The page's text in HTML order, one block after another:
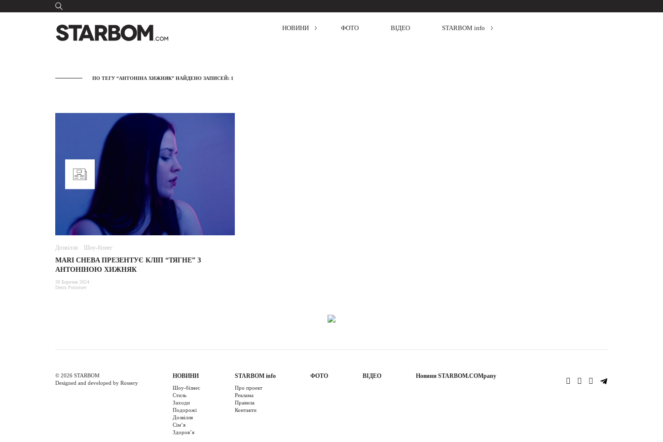
НОВИНИ ФОТО ВІДЕО STARBOM info
ПО ТЕГУ “АНТОНІНА ХИЖНЯК” НАЙДЕНО ЗАПИСЕЙ: 1
Дозвілля Шоу-бізнес
MARI CHEBA ПРЕЗЕНТУЄ КЛІП “ТЯГНЕ” З
АНТОНІНОЮ ХИЖНЯК
30 Березня 2024
Denis Putintsev
© 2026 STARBOM
Designed and developed by Rossery
НОВИНИ
Шоу-бізнес
Стиль
Заходи
Подорожі
Дозвілля
Cім’я
Здоров’я
STARBOM info
Про проект
Реклама
Правила
Контакти
ФОТО ВІДЕО Новини STARBOM.COMpany